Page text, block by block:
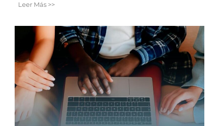
Leer Más >>